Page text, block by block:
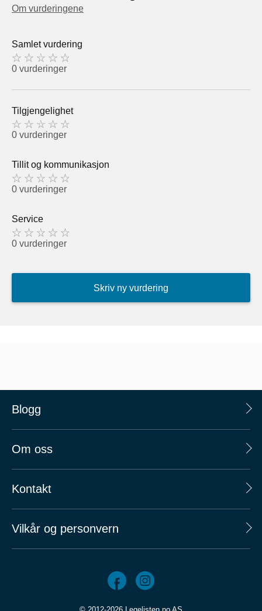
Om vurderingene
Samlet vurdering
0 vurderinger
Tilgjengelighet
0 vurderinger
Tillit og kommunikasjon
0 vurderinger
Service
0 vurderinger
Skriv ny vurdering
Blogg
Om oss
Kontakt
Vilkår og personvern